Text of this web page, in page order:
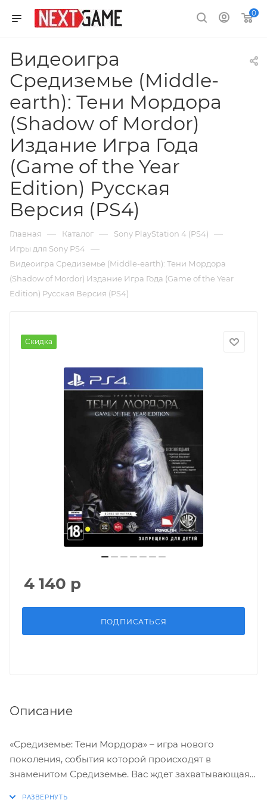
0
Видеоигра
Средиземье (Middle-
earth): Тени Мордора
(Shadow of Mordor)
Издание Игра Года
(Game of the Year
Edition) Русская
Версия (PS4)
Главная — Каталог — Sony PlayStation 4 (PS4) —
Игры для Sony PS4 —
Видеоигра Средиземье (Middle-earth): Тени Мордора
(Shadow of Mordor) Издание Игра Года (Game of the Year
Edition) Русская Версия (PS4)
Скидка
4 140 р
ПОДПИСАТЬСЯ
Описание
«Средиземье: Тени Мордора» – игра нового
поколения, события которой происходят в
знаменитом Средиземье. Вас ждет захватывающая